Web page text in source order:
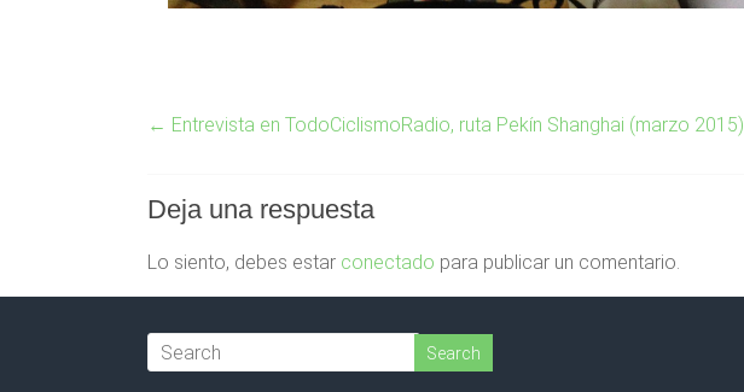
← Entrevista en TodoCiclismoRadio, ruta Pekín Shanghai (marzo 2015)
Deja una respuesta
Lo siento, debes estar conectado para publicar un comentario.